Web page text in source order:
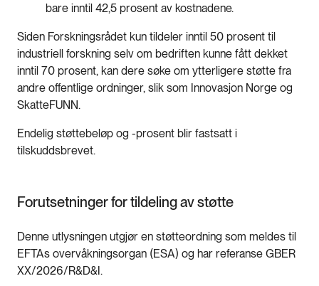
bare inntil 42,5 prosent av kostnadene.
Siden Forskningsrådet kun tildeler inntil 50 prosent til
industriell forskning selv om bedriften kunne fått dekket
inntil 70 prosent, kan dere søke om ytterligere støtte fra
andre offentlige ordninger, slik som Innovasjon Norge og
SkatteFUNN.
Endelig støttebeløp og -prosent blir fastsatt i
tilskuddsbrevet.
Forutsetninger for tildeling av støtte
Denne utlysningen utgjør en støtteordning som meldes til
EFTAs overvåkningsorgan (ESA) og har referanse GBER
XX/2026/R&D&I.